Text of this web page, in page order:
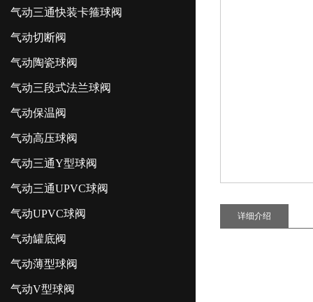
气动三通快装卡箍球阀
气动切断阀
气动陶瓷球阀
气动三段式法兰球阀
气动保温阀
气动高压球阀
气动三通Y型球阀
气动三通UPVC球阀
气动UPVC球阀
气动罐底阀
气动薄型球阀
气动V型球阀
详细介绍